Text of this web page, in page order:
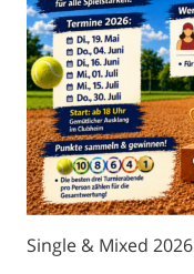
Single & Mixed 2026